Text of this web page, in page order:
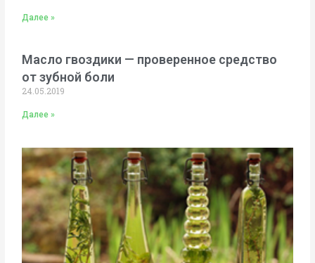
Далее »
Масло гвоздики — проверенное средство
от зубной боли
24.05.2019
Далее »